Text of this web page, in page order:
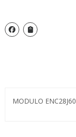
MODULO ENC28J60